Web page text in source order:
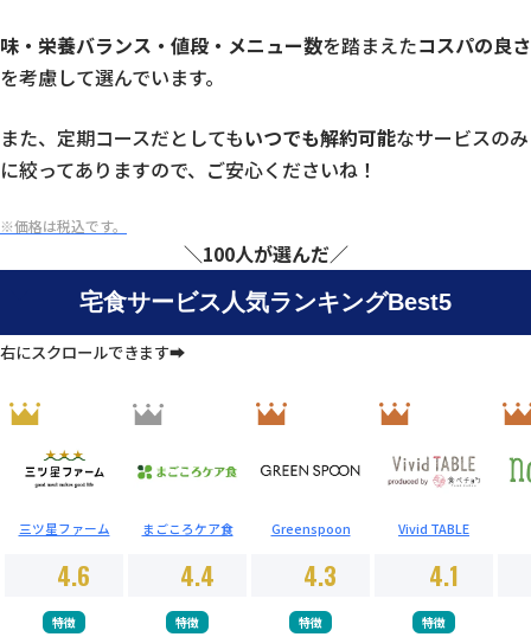
味・栄養バランス・値段・メニュー数を踏まえたコスパの良さ
を考慮して選んでいます。
また、定期コースだとしてもいつでも解約可能なサービスのみ
に絞ってありますので、ご安心くださいね！
※価格は税込です。
＼100人が選んだ／
宅食サービス人気ランキングBest5
右にスクロールできます➡
三ツ星ファーム まごころケア食 Greenspoon Vivid TABLE
4.6 4.4 4.3 4.1
特徴
特徴
特徴
特徴